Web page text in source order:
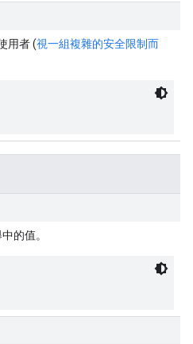
用者 (視一組複雜的安全限制而
的值。